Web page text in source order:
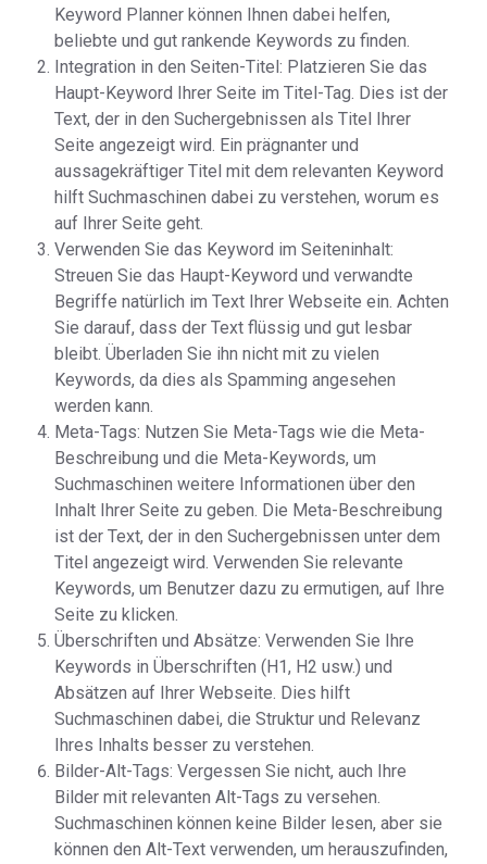
Keyword Planner können Ihnen dabei helfen,
beliebte und gut rankende Keywords zu finden.
Integration in den Seiten-Titel: Platzieren Sie das
Haupt-Keyword Ihrer Seite im Titel-Tag. Dies ist der
Text, der in den Suchergebnissen als Titel Ihrer
Seite angezeigt wird. Ein prägnanter und
aussagekräftiger Titel mit dem relevanten Keyword
hilft Suchmaschinen dabei zu verstehen, worum es
auf Ihrer Seite geht.
Verwenden Sie das Keyword im Seiteninhalt:
Streuen Sie das Haupt-Keyword und verwandte
Begriffe natürlich im Text Ihrer Webseite ein. Achten
Sie darauf, dass der Text flüssig und gut lesbar
bleibt. Überladen Sie ihn nicht mit zu vielen
Keywords, da dies als Spamming angesehen
werden kann.
Meta-Tags: Nutzen Sie Meta-Tags wie die Meta-
Beschreibung und die Meta-Keywords, um
Suchmaschinen weitere Informationen über den
Inhalt Ihrer Seite zu geben. Die Meta-Beschreibung
ist der Text, der in den Suchergebnissen unter dem
Titel angezeigt wird. Verwenden Sie relevante
Keywords, um Benutzer dazu zu ermutigen, auf Ihre
Seite zu klicken.
Überschriften und Absätze: Verwenden Sie Ihre
Keywords in Überschriften (H1, H2 usw.) und
Absätzen auf Ihrer Webseite. Dies hilft
Suchmaschinen dabei, die Struktur und Relevanz
Ihres Inhalts besser zu verstehen.
Bilder-Alt-Tags: Vergessen Sie nicht, auch Ihre
Bilder mit relevanten Alt-Tags zu versehen.
Suchmaschinen können keine Bilder lesen, aber sie
können den Alt-Text verwenden, um herauszufinden,